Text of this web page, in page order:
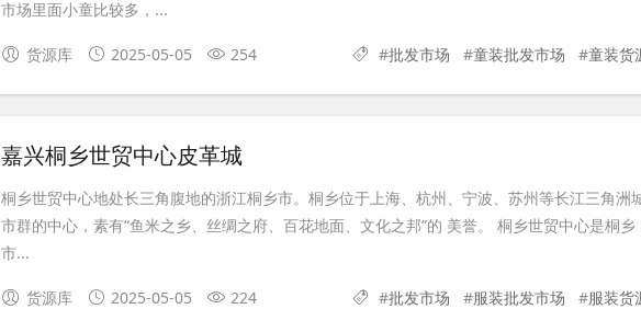
市场里面小童比较多，...
货源库 2025-05-05 254 #批发市场 #童装批发市场 #童装货
嘉兴桐乡世贸中心皮革城
桐乡世贸中心地处长三角腹地的浙江桐乡市。桐乡位于上海、杭州、宁波、苏州等长江三角洲
市群的中心，素有“鱼米之乡、丝绸之府、百花地面、文化之邦”的 美誉。 桐乡世贸中心是桐乡
市...
货源库 2025-05-05 224 #批发市场 #服装批发市场 #服装货